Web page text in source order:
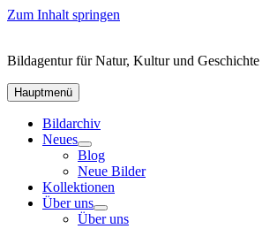
Zum Inhalt springen
Bildagentur für Natur, Kultur und Geschichte
Hauptmenü
Bildarchiv
Neues
Blog
Neue Bilder
Kollektionen
Über uns
Über uns